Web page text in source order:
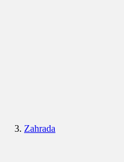
Zahrada